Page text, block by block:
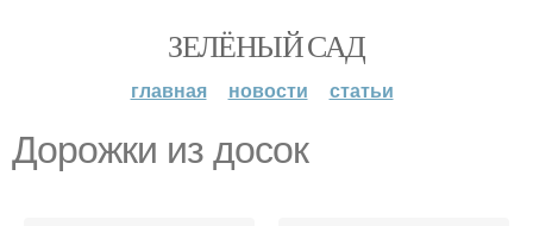
ЗЕЛЁНЫЙ САД
главная новости статьи
Дорожки из досок